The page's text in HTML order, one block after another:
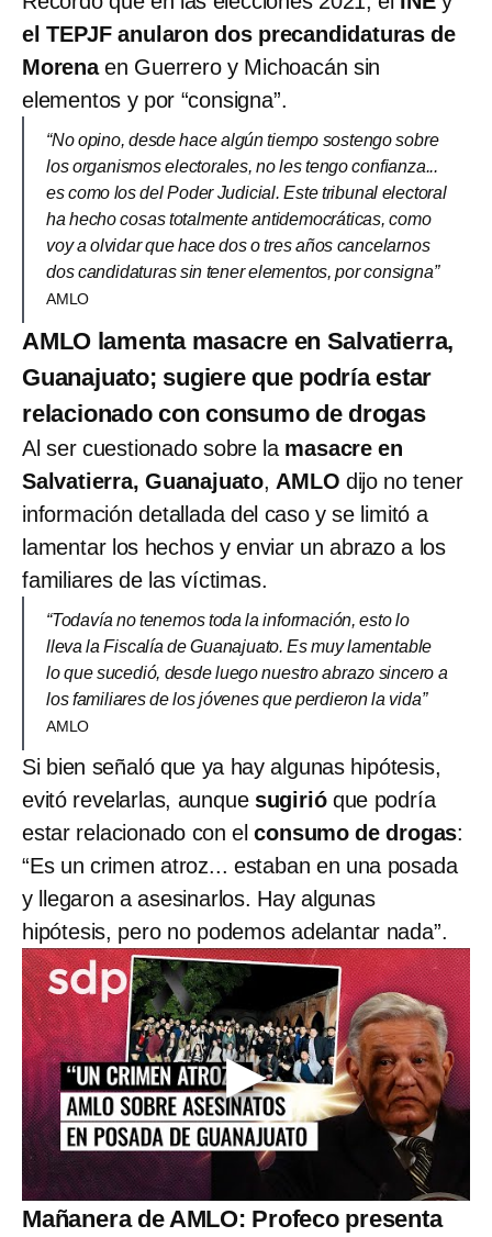
el TEPJF anularon dos precandidaturas de
Morenaen Guerrero y Michoacán sin
elementos y por “consigna”.
“No opino, desde hace algún tiempo sostengo sobre
los organismos electorales, no les tengo confianza...
es como los del Poder Judicial. Este tribunal electoral
ha hecho cosas totalmente antidemocráticas, como
voy a olvidar que hace dos o tres años cancelarnos
dos candidaturas sin tener elementos, por consigna”
AMLO
AMLO lamenta masacre en Salvatierra,
Guanajuato; sugiere que podría estar
relacionado con consumo de drogas
Al ser cuestionado sobre la masacre en
Salvatierra, Guanajuato,AMLO dijo no tener
información detallada del caso y se limitó a
lamentar los hechos y enviar un abrazo a los
familiares de las víctimas.
“Todavía no tenemos toda la información, esto lo
lleva la Fiscalía de Guanajuato. Es muy lamentable
lo que sucedió, desde luego nuestro abrazo sincero a
los familiares de los jóvenes que perdieron la vida”
AMLO
Si bien señaló que ya hay algunas hipótesis,
evitó revelarlas, aunque sugirió que podría
estar relacionado con elconsumo de drogas:
“Es un crimen atroz... estaban en una posada
y llegaron a asesinarlos. Hay algunas
hipótesis, pero no podemos adelantar nada”.
Mañanera de AMLO: Profeco presenta